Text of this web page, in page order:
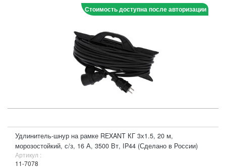
Стоимость доступна после авторизации
Удлинитель-шнур на рамке REXANT КГ 3х1.5, 20 м,
морозостойкий, с/з, 16 А, 3500 Вт, IP44 (Сделано в России)
Артикул :
11-7078